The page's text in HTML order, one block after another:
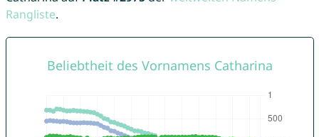
Rangliste.